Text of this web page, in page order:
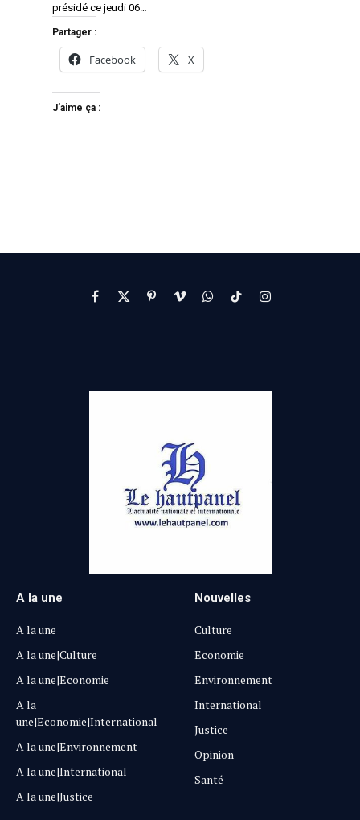
présidé ce jeudi 06…
Partager :
Facebook X
J’aime ça :
Facebook
X
PinterestVimeoWhatsApp
TikTokInstagram
A la une
A la une
A la une|Culture
A la une|Economie
A la
une|Economie|International
A la une|Environnement
A la une|International
A la une|Justice
Nouvelles
Culture
Economie
Environnement
International
Justice
Opinion
Santé